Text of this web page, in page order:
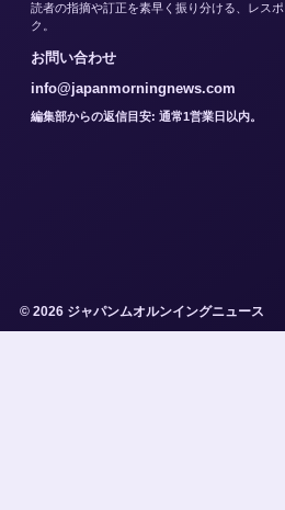
読者の指摘や訂正を素早く振り分ける、レス
ク。
お問い合わせ
info@japanmorningnews.com
編集部からの返信目安: 通常1営業日以内。
© 2026 ジャパンムオルンイングニュース